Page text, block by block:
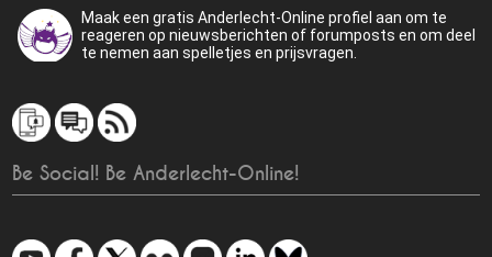
Maak een gratis Anderlecht-Online profiel aan om te
reageren op nieuwsberichten of forumposts en om deel
te nemen aan spelletjes en prijsvragen.
Be Social! Be Anderlecht-Online!